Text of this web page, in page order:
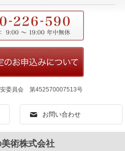
委員会 第452570007513号
お問い合わせ
術株式会社